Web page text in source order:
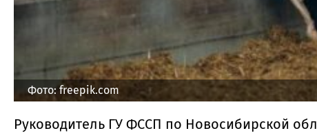
Фото: freepik.com
Руководитель ГУ ФССП по Новосибирской